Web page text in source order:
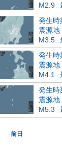
M2.9
発生時
震源地
M3.5
発生時
震源地
M4.1
発生時
震源地
M5.3
前日